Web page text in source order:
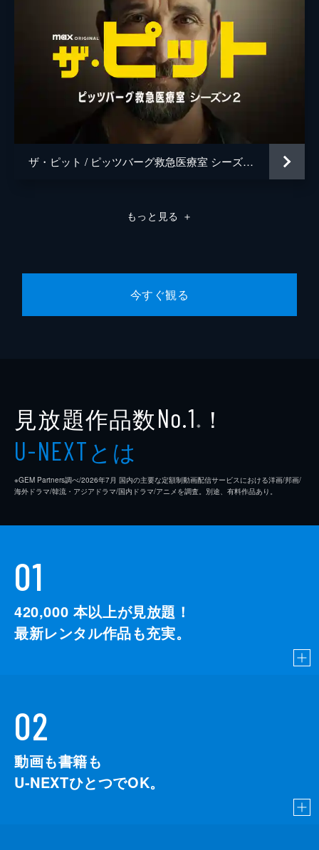
ザ・ピット / ピッツバーグ救急医療室 シーズン２
もっと見る ＋
今すぐ観る
見放題作品数No.1 ※ ！
U-NEXTとは
※GEM Partners調べ/2026年7⽉ 国内の主要な定額制動画配信サービスにおける洋画/邦画/
海外ドラマ/韓流・アジアドラマ/国内ドラマ/アニメを調査。別途、有料作品あり。
01
420,000 本以上が見放題！
最新レンタル作品も充実。
02
動画も書籍も
U-NEXTひとつでOK。